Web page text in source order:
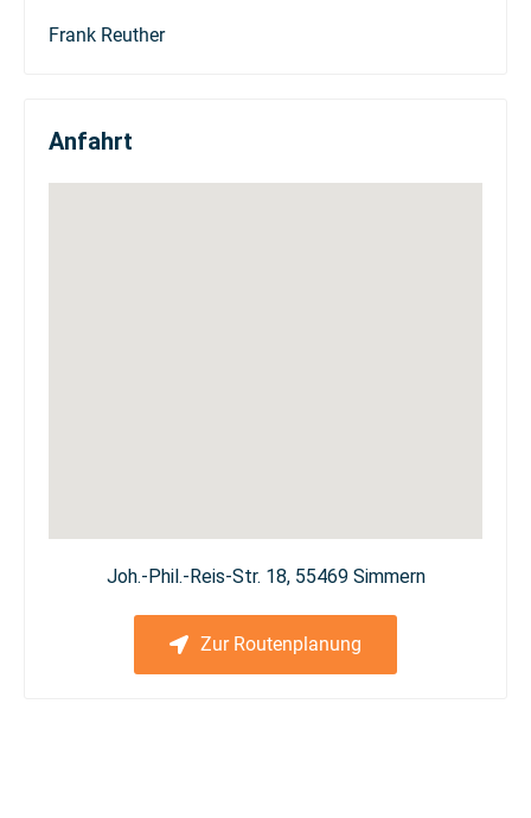
Anfahrt
Joh.-Phil.-Reis-Str. 18, 55469 Simmern
Zur Routenplanung
Frank Reuther